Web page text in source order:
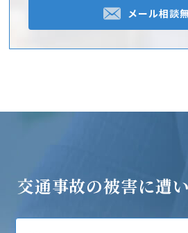
メール相談
交通事故の被害に遭い